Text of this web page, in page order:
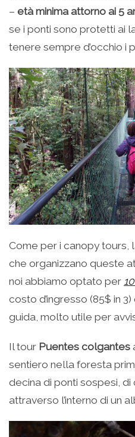
– età minima attorno ai 5
se i ponti sono protetti ai
tenere sempre d’occhio i
Come per i canopy
che organizzano queste
noi abbiamo optato per
costo d’ingresso (85$ in
guida, molto utile per
Il tour Puentes colgantes
sentiero nella foresta
decina di ponti sospesi, di
attraverso l’interno di un